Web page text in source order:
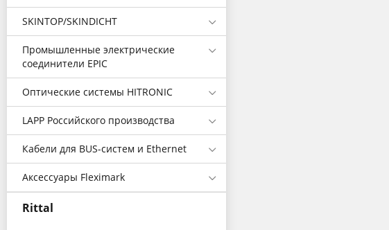
SKINTOP/SKINDICHT
Промышленные электрические
соединители EPIC
Оптические системы HITRONIC
LAPP Российского производства
Кабели для BUS-систем и Ethernet
Аксессуары Fleximark
Rittal